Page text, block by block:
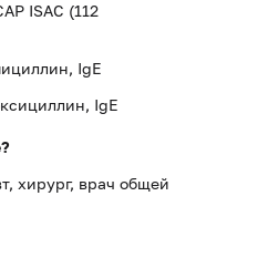
ISAC (112
IgE
IgE
хирург, врач общей